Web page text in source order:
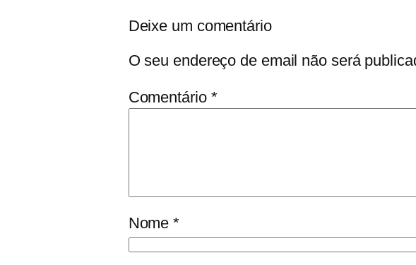
Deixe um comentário
O seu endereço de email não será
Comentário *
Nome*